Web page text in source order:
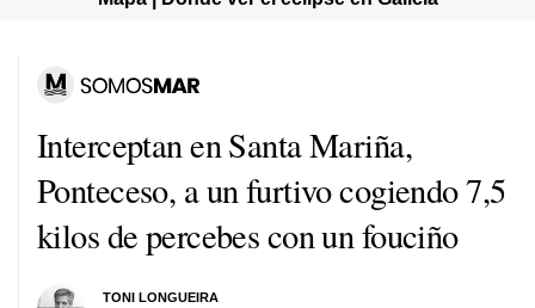
Interceptan en Santa Mariña,
Ponteceso, a un furtivo cogiendo 7,5
kilos de percebes con un fouciño
TONI LONGUEIRA